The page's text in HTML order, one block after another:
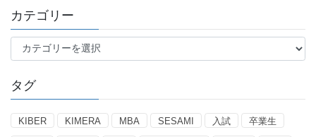
カテゴリー
テ
リ
ー
タグ
KIBER KIMERA MBA SESAMI 入試 卒業生